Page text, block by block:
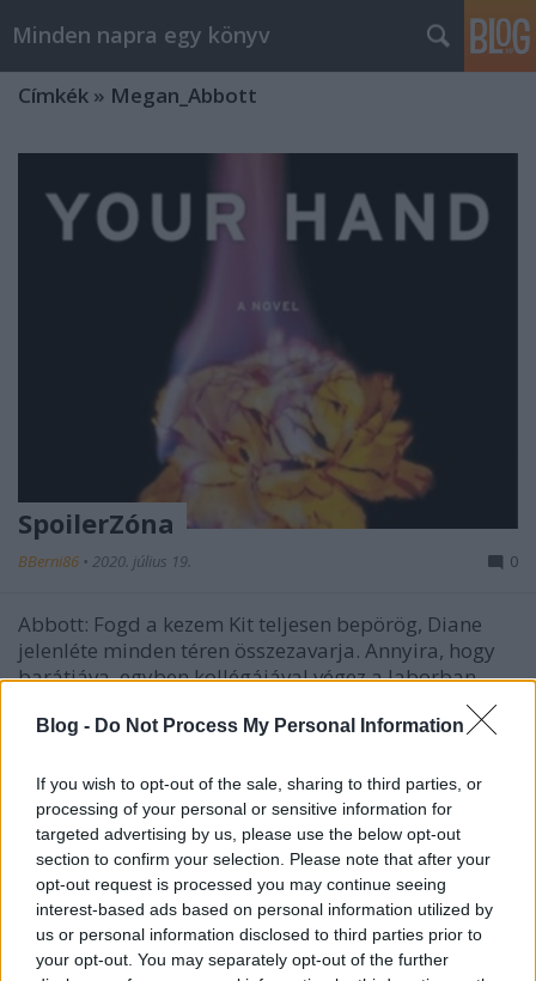
Blog - Do Not Process My Personal Information
If you wish to opt-out of the sale, sharing to third parties, or
processing of your personal or sensitive information for
targeted advertising by us, please use the below opt-out
section to confirm your selection. Please note that after your
opt-out request is processed you may continue seeing
interest-based ads based on personal information utilized by
us or personal information disclosed to third parties prior to
your opt-out. You may separately opt-out of the further
Minden napra egy könyv
Címkék » Megan_Abbott
SpoilerZóna
BBerni86 • 2020. július 19. 0
Abbott: Fogd a kezem Kit teljesen bepörög, Diane
jelenléte minden téren összezavarja. Annyira, hogy
barátjáva, egyben kollégájával végez a laborban.
Látta, hogy rossz a kémcső, de hagyta vele dolgozni,
berobbant, a férfi elvérzett. Diane segít neki rendbe
Idézzünk!
BBerni86• 2020. július 15.
Egyetlen negatív élmény felülírhat ezer pozitívat.
Ami miatt a szeretet tengerében csak az egyetlen
fuldoklót veszed észre. (Park: 180 másodperc)